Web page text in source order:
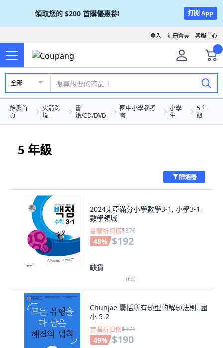
領取您的 $200 首購優惠卷! 打開 App
客服中心
註冊會員
登入
全部
酷澎首
頁
火箭跨
境
書
籍/CD/DVD
國中小學參考
書
小學
生
5 年
級
5 年級
篩選器
2024東亞滿分小學數學3-1, 小學3-1,
數學領域
首購折扣價$376
48% $192
缺貨
(65)
Chunjae 囊括所有題型的解題法則, 國
小 5-2
首購折扣價$376
49% $190